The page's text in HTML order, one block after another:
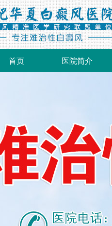
首页 医院简介